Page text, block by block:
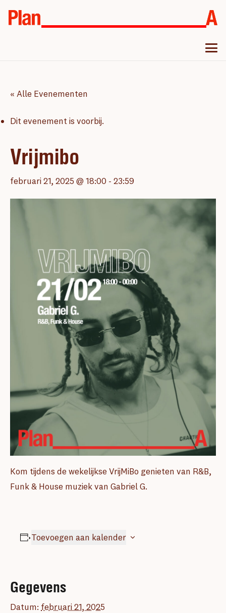
« Alle Evenementen
Dit evenement is voorbij.
Vrijmibo
februari 21, 2025 @ 18:00 - 23:59
Kom tijdens de wekelijkse VrijMiBo genieten van R&B,
Funk & House muziek van Gabriel G.
Toevoegen aan kalender
Gegevens
Datum: februari 21, 2025